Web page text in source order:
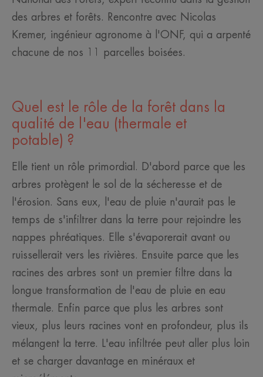
des arbres et forêts. Rencontre avec Nicolas
Kremer, ingénieur agronome à l'ONF, qui a arpenté
chacune de nos 11 parcelles boisées.
Quel est le rôle de la forêt dans la
qualité de l'eau (thermale et
potable) ?
Elle tient un rôle primordial. D'abord parce que les
arbres protègent le sol de la sécheresse et de
l'érosion. Sans eux, l'eau de pluie n'aurait pas le
temps de s'infiltrer dans la terre pour rejoindre les
nappes phréatiques. Elle s'évaporerait avant ou
ruissellerait vers les rivières. Ensuite parce que les
racines des arbres sont un premier filtre dans la
longue transformation de l'eau de pluie en eau
thermale. Enfin parce que plus les arbres sont
vieux, plus leurs racines vont en profondeur, plus ils
mélangent la terre. L'eau infiltrée peut aller plus loin
et se charger davantage en minéraux et